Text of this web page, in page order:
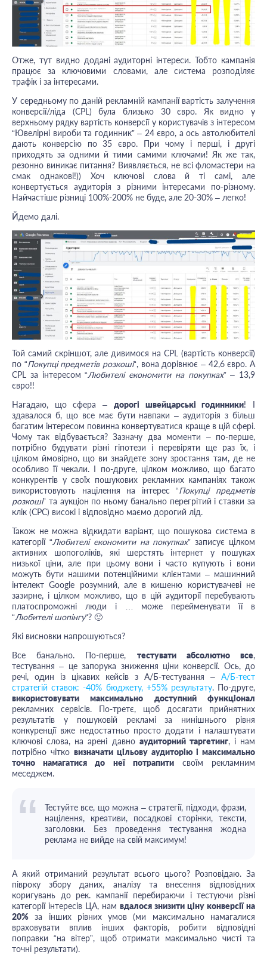
Отже, тут видно додані аудиторні інтереси. Тобто кампанія
працює за ключовими словами, але система розподіляє
трафік і за інтересами.
У середньому по даній рекламній кампанії вартість залучення
конверсії/ліда (CPL) була близько 30 євро. Як видно у
верхньому рядку вартість конверсії у користувачів з інтересом
“Ювелірні вироби та годинник” – 24 євро, а ось автолюбителі
дають конверсію по 35 євро. При чому і перші, і другі
приходять за одними й тими самими ключами! Як же так,
резонно виникає питання? Виявляється, не всі фломастери на
смак однакові!)) Хоч ключові слова й ті самі, але
конвертується аудиторія з різними інтересами по-різному.
Найчастіше різниці 100%-200% не буде, але 20-30% – легко!
Йдемо далі.
Той самий скріншот, але дивимося на CPL (вартість конверсії)
по “Покупці предметів розкоші“, вона дорівнює – 42,6 євро. А
CPL за інтересом “Любителі економити на покупках” – 13,9
євро!!
Нагадаю, що сфера – дорогі швейцарські годинники! І
здавалося б, що все має бути навпаки – аудиторія з більш
багатим інтересом повинна конвертуватися краще в цій сфері.
Чому так відбувається? Зазначу два моменти – по-перше,
потрібно будувати різні гіпотези і перевіряти ще раз їх, і
цілком ймовірно, що ви знайдете зону зростання там, де не
особливо її чекали. І по-друге, цілком можливо, що багато
конкурентів у своїх пошукових рекламних кампаніях також
використовують націлення на інтерес “Покупці предметів
розкоші” та аукціон по ньому банально перегрітий і ставки за
клік (CPC) високі і відповідно маємо дорогий лід.
Також не можна відкидати варіант, що пошукова система в
категорії “Любителі економити на покупках” записує цілком
активних шопоголіків, які шерстять інтернет у пошуках
низької ціни, але при цьому вони і часто купують і вони
можуть бути нашими потенційними клієнтами – машинний
інтелект Google розумний, але в кишеню користувачеві не
зазирне, і цілком можливо, що в цій аудиторії перебувають
платоспроможні люди і … може перейменувати її в
“Любителі шопінгу“? 🙂
Які висновки напрошуються?
Все банально. По-перше, тестувати абсолютно все,
тестування – це запорука зниження ціни конверсії. Ось, до
речі, один із цікавих кейсів з А/Б-тестування – А/Б-тест
стратегій ставок: -40% бюджету, +55% результату. По-друге,
використовувати максимально доступний функціонал
рекламних сервісів. По-третє, щоб досягати прийнятних
результатів у пошуковій рекламі за нинішнього рівня
конкуренції вже недостатньо просто додати і налаштувати
ключові слова, на арені давно аудиторний таргетинг, і нам
потрібно чітко визначати цільову аудиторію і максимально
точно намагатися до неї потрапитисвоїм рекламним
меседжем.
Тестуйте все, що можна – стратегії, підходи, фрази,
націлення, креативи, посадкові сторінки, тексти,
заголовки. Без проведення тестування жодна
реклама не вийде на свій максимум!
А який отриманий результат всього цього? Розповідаю. За
півроку збору даних, аналізу та внесення відповідних
коригувань до рек. кампанії перебираючи і тестуючи різні
категорії інтересів ЦА, нам вдалося знизити ціну конверсії на
20% за інших рівних умов (ми максимально намагалися
враховувати вплив інших факторів, робити відповідні
поправки “на вітер”, щоб отримати максимально чисті та
точні результати).